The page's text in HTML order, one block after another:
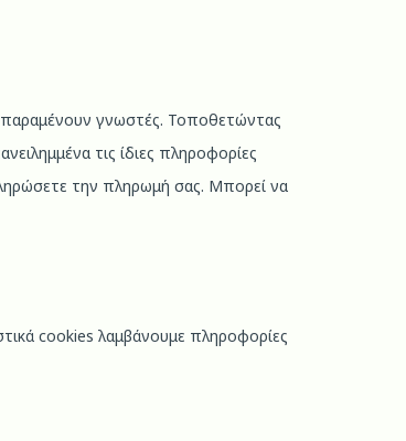
παραμένουν γνωστές. Τοποθετώντας
τις ίδιες πληροφορίες
την πληρωμή σας. Μπορεί να
cookies λαμβάνουμε πληροφορίες